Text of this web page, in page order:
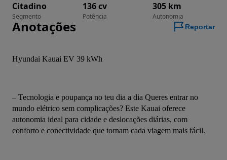
Citadino
Segmento
136 cv
Potência
305 km
Autonomia
Anotações Reportar
Hyundai Kauai EV 39 kWh
– Tecnologia e poupança no teu dia a dia Queres entrar no
mundo elétrico sem complicações? Este Kauai oferece
autonomia ideal para cidade e deslocações diárias, com
conforto e conectividade que tornam cada viagem mais fácil.